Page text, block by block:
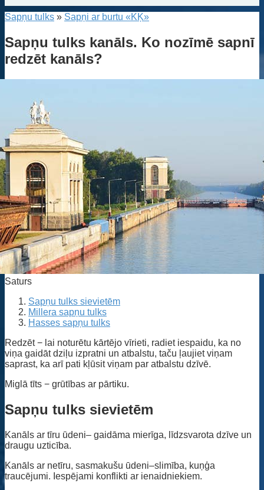
Sapņu tulks » Sapņi ar burtu «KĶ»
Sapņu tulks kanāls. Ko nozīmē sapnī
redzēt kanāls?
Saturs
Sapņu tulks sievietēm
Millera sapņu tulks
Hasses sapņu tulks
Redzēt − lai noturētu kārtējo vīrieti, radiet iespaidu, ka no
viņa gaidāt dziļu izpratni un atbalstu, taču ļaujiet viņam
saprast, ka arī pati kļūsit viņam par atbalstu dzīvē.
Miglā tīts − grūtības ar pārtiku.
Sapņu tulks sievietēm
Kanāls ar tīru ūdeni– gaidāma mierīga, līdzsvarota dzīve un
draugu uzticība.
Kanāls ar netīru, sasmakušu ūdeni–slimība, kuņģa
traucējumi. Iespējami konflikti ar ienaidniekiem.